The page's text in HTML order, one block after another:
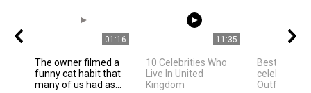
01:16
The owner filmed a
funny cat habit that
many of us had as...
11:35
10 Celebrities Who
Live In United
Kingdom
Best
celebrities
Outfit Ideas